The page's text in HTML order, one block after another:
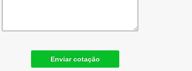
Enviar cotação